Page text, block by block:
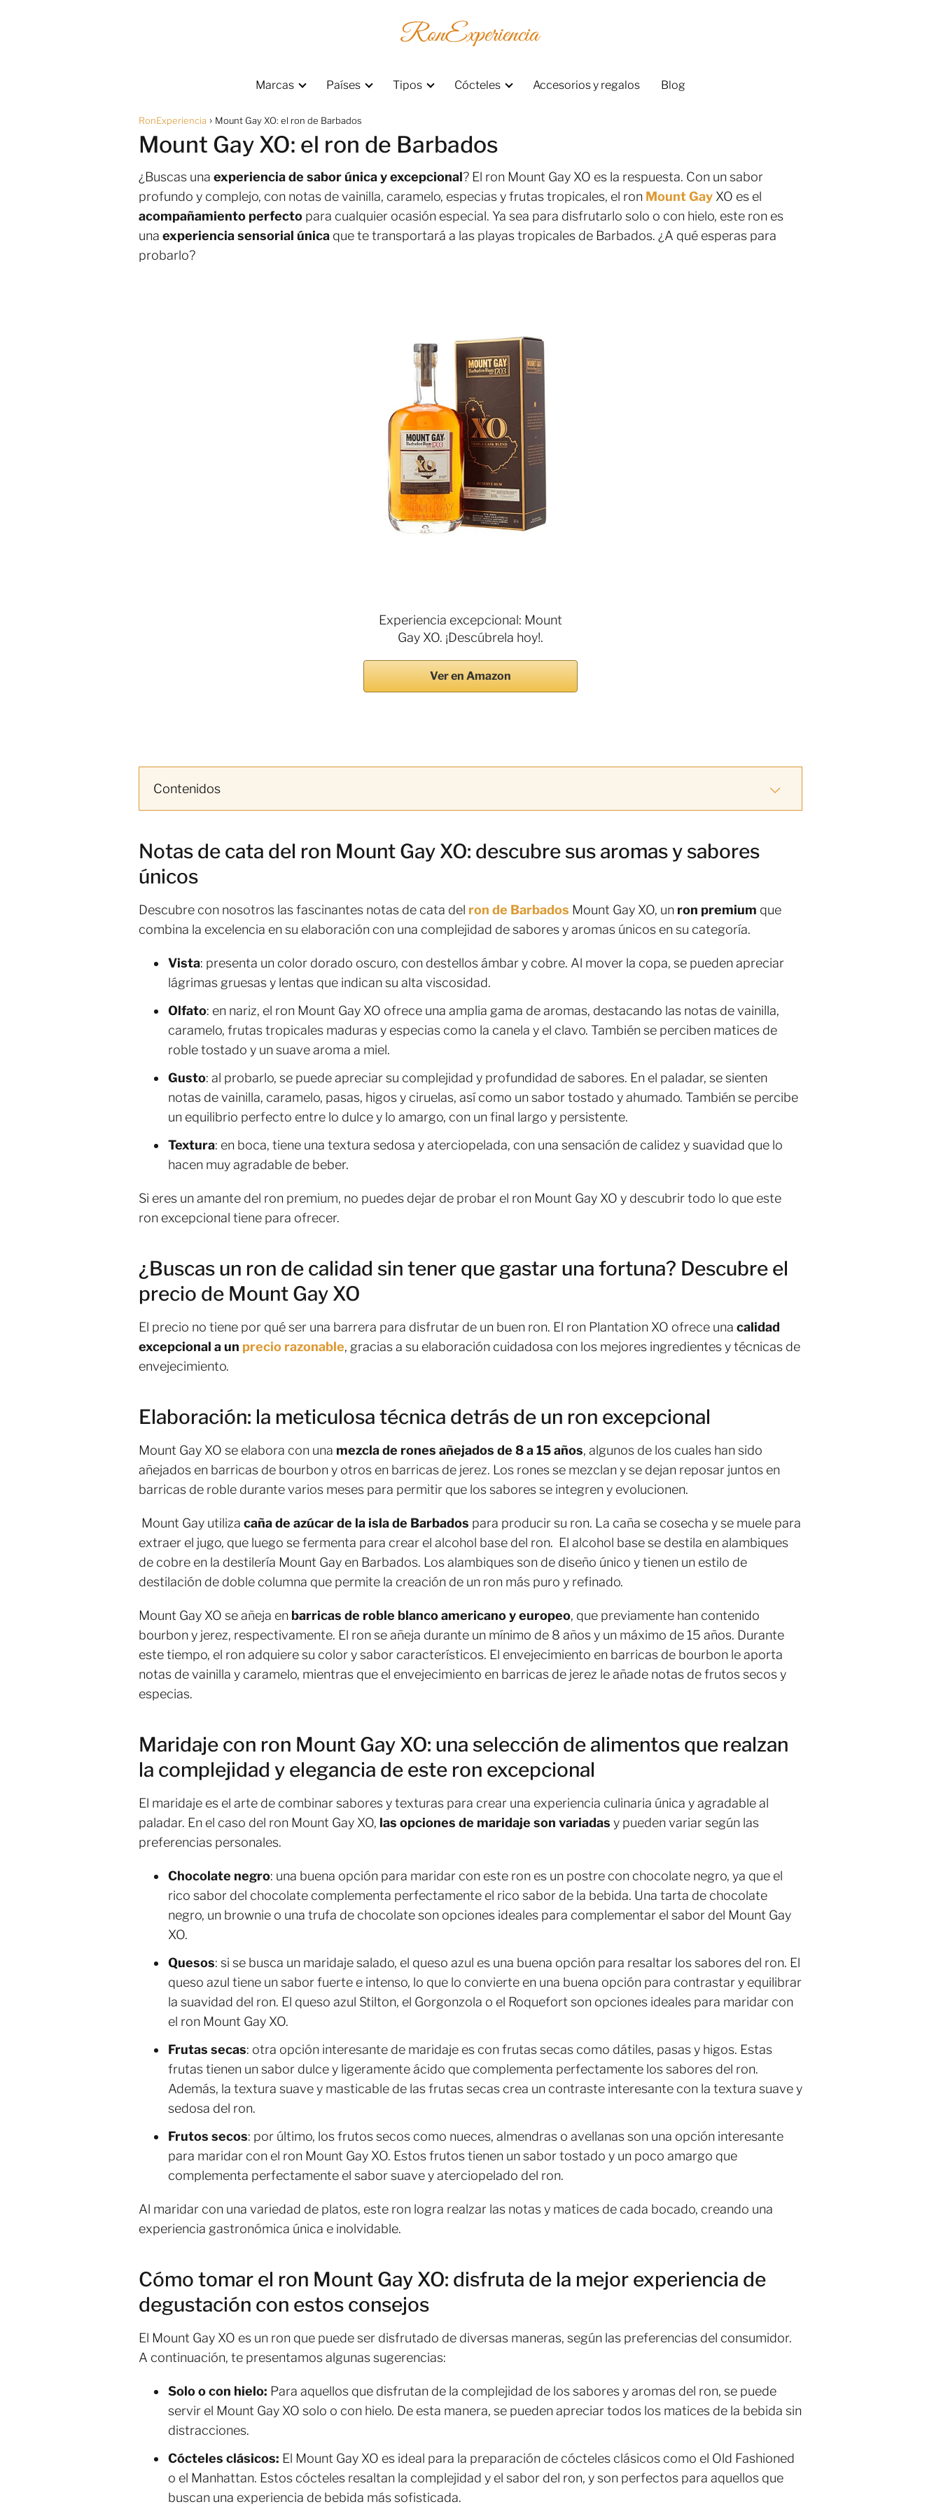
Marcas Países Tipos Cócteles Accesorios y regalos Blog
RonExperiencia Mount Gay XO: el ron de Barbados
Mount Gay XO: el ron de Barbados
¿Buscas una experiencia de sabor única y excepcional? El ron Mount Gay XO es la respuesta. Con un sabor
profundo y complejo, con notas de vainilla, caramelo, especias y frutas tropicales, el ron Mount Gay XO es el
acompañamiento perfecto para cualquier ocasión especial. Ya sea para disfrutarlo solo o con hielo, este ron es
una experiencia sensorial única que te transportará a las playas tropicales de Barbados. ¿A qué esperas para
probarlo?
Experiencia excepcional: Mount
Gay XO. ¡Descúbrela hoy!.
Ver en Amazon
Contenidos
Notas de cata del ron Mount Gay XO: descubre sus aromas y sabores
únicos
Descubre con nosotros las fascinantes notas de cata del ron de Barbados Mount Gay XO, un ron premium que
combina la excelencia en su elaboración con una complejidad de sabores y aromas únicos en su categoría.
Vista: presenta un color dorado oscuro, con destellos ámbar y cobre. Al mover la copa, se pueden apreciar
lágrimas gruesas y lentas que indican su alta viscosidad.
Olfato: en nariz, el ron Mount Gay XO ofrece una amplia gama de aromas, destacando las notas de vainilla,
caramelo, frutas tropicales maduras y especias como la canela y el clavo. También se perciben matices de
roble tostado y un suave aroma a miel.
Gusto: al probarlo, se puede apreciar su complejidad y profundidad de sabores. En el paladar, se sienten
notas de vainilla, caramelo, pasas, higos y ciruelas, así como un sabor tostado y ahumado. También se percibe
un equilibrio perfecto entre lo dulce y lo amargo, con un final largo y persistente.
Textura: en boca, tiene una textura sedosa y aterciopelada, con una sensación de calidez y suavidad que lo
hacen muy agradable de beber.
Si eres un amante del ron premium, no puedes dejar de probar el ron Mount Gay XO y descubrir todo lo que este
ron excepcional tiene para ofrecer.
¿Buscas un ron de calidad sin tener que gastar una fortuna? Descubre el
precio de Mount Gay XO
El precio no tiene por qué ser una barrera para disfrutar de un buen ron. El ron Plantation XO ofrece una calidad
excepcional a un precio razonable, gracias a su elaboración cuidadosa con los mejores ingredientes y técnicas de
envejecimiento.
Elaboración: la meticulosa técnica detrás de un ron excepcional
Mount Gay XO se elabora con una mezcla de rones añejados de 8 a 15 años, algunos de los cuales han sido
añejados en barricas de bourbon y otros en barricas de jerez. Los rones se mezclan y se dejan reposar juntos en
barricas de roble durante varios meses para permitir que los sabores se integren y evolucionen.
Mount Gay utiliza caña de azúcar de la isla de Barbados para producir su ron. La caña se cosecha y se muele para
extraer el jugo, que luego se fermenta para crear el alcohol base del ron. El alcohol base se destila en alambiques
de cobre en la destilería Mount Gay en Barbados. Los alambiques son de diseño único y tienen un estilo de
destilación de doble columna que permite la creación de un ron más puro y refinado.
Mount Gay XO se añeja en barricas de roble blanco americano y europeo, que previamente han contenido
bourbon y jerez, respectivamente. El ron se añeja durante un mínimo de 8 años y un máximo de 15 años. Durante
este tiempo, el ron adquiere su color y sabor característicos. El envejecimiento en barricas de bourbon le aporta
notas de vainilla y caramelo, mientras que el envejecimiento en barricas de jerez le añade notas de frutos secos y
especias.
Maridaje con ron Mount Gay XO: una selección de alimentos que realzan
la complejidad y elegancia de este ron excepcional
El maridaje es el arte de combinar sabores y texturas para crear una experiencia culinaria única y agradable al
paladar. En el caso del ron Mount Gay XO, las opciones de maridaje son variadas y pueden variar según las
preferencias personales.
Chocolate negro: una buena opción para maridar con este ron es un postre con chocolate negro, ya que el
rico sabor del chocolate complementa perfectamente el rico sabor de la bebida. Una tarta de chocolate
negro, un brownie o una trufa de chocolate son opciones ideales para complementar el sabor del Mount Gay
XO.
Quesos: si se busca un maridaje salado, el queso azul es una buena opción para resaltar los sabores del ron. El
queso azul tiene un sabor fuerte e intenso, lo que lo convierte en una buena opción para contrastar y equilibrar
la suavidad del ron. El queso azul Stilton, el Gorgonzola o el Roquefort son opciones ideales para maridar con
el ron Mount Gay XO.
Frutas secas: otra opción interesante de maridaje es con frutas secas como dátiles, pasas y higos. Estas
frutas tienen un sabor dulce y ligeramente ácido que complementa perfectamente los sabores del ron.
Además, la textura suave y masticable de las frutas secas crea un contraste interesante con la textura suave y
sedosa del ron.
Frutos secos: por último, los frutos secos como nueces, almendras o avellanas son una opción interesante
para maridar con el ron Mount Gay XO. Estos frutos tienen un sabor tostado y un poco amargo que
complementa perfectamente el sabor suave y aterciopelado del ron.
Al maridar con una variedad de platos, este ron logra realzar las notas y matices de cada bocado, creando una
experiencia gastronómica única e inolvidable.
Cómo tomar el ron Mount Gay XO: disfruta de la mejor experiencia de
degustación con estos consejos
El Mount Gay XO es un ron que puede ser disfrutado de diversas maneras, según las preferencias del consumidor.
A continuación, te presentamos algunas sugerencias:
Solo o con hielo: Para aquellos que disfrutan de la complejidad de los sabores y aromas del ron, se puede
servir el Mount Gay XO solo o con hielo. De esta manera, se pueden apreciar todos los matices de la bebida sin
distracciones.
Cócteles clásicos: El Mount Gay XO es ideal para la preparación de cócteles clásicos como el Old Fashioned
o el Manhattan. Estos cócteles resaltan la complejidad y el sabor del ron, y son perfectos para aquellos que
buscan una experiencia de bebida más sofisticada.